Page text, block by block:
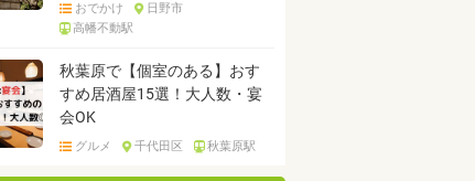
おでかけ
日野市
高幡不動駅
秋葉原で【個室のある】おす
すめ居酒屋15選！大人数・宴
会OK
グルメ 千代田区 秋葉原駅